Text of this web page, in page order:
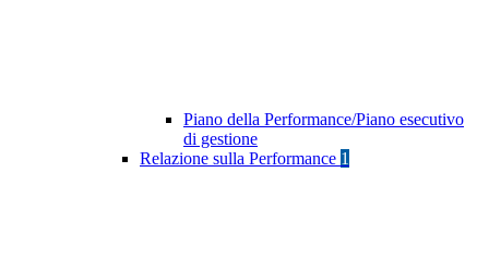
Piano della Performance/Piano esecutivo
di gestione
Relazione sulla Performance 1